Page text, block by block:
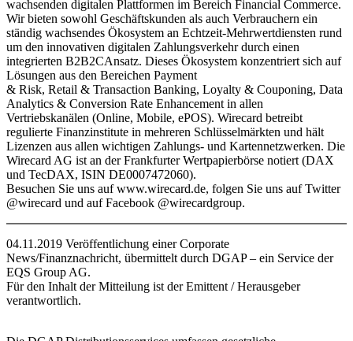
wachsenden digitalen Plattformen im Bereich Financial Commerce.
Wir bieten sowohl Geschäftskunden als auch Verbrauchern ein
ständig wachsendes Ökosystem an Echtzeit-Mehrwertdiensten rund
um den innovativen digitalen Zahlungsverkehr durch einen
integrierten B2B2CAnsatz. Dieses Ökosystem konzentriert sich auf
Lösungen aus den Bereichen Payment
& Risk, Retail & Transaction Banking, Loyalty & Couponing, Data
Analytics & Conversion Rate Enhancement in allen
Vertriebskanälen (Online, Mobile, ePOS). Wirecard betreibt
regulierte Finanzinstitute in mehreren Schlüsselmärkten und hält
Lizenzen aus allen wichtigen Zahlungs- und Kartennetzwerken. Die
Wirecard AG ist an der Frankfurter Wertpapierbörse notiert (DAX
und TecDAX, ISIN DE0007472060).
Besuchen Sie uns auf www.wirecard.de, folgen Sie uns auf Twitter
@wirecard und auf Facebook @wirecardgroup.
04.11.2019 Veröffentlichung einer Corporate
News/Finanznachricht, übermittelt durch DGAP – ein Service der
EQS Group AG.
Für den Inhalt der Mitteilung ist der Emittent / Herausgeber
verantwortlich.